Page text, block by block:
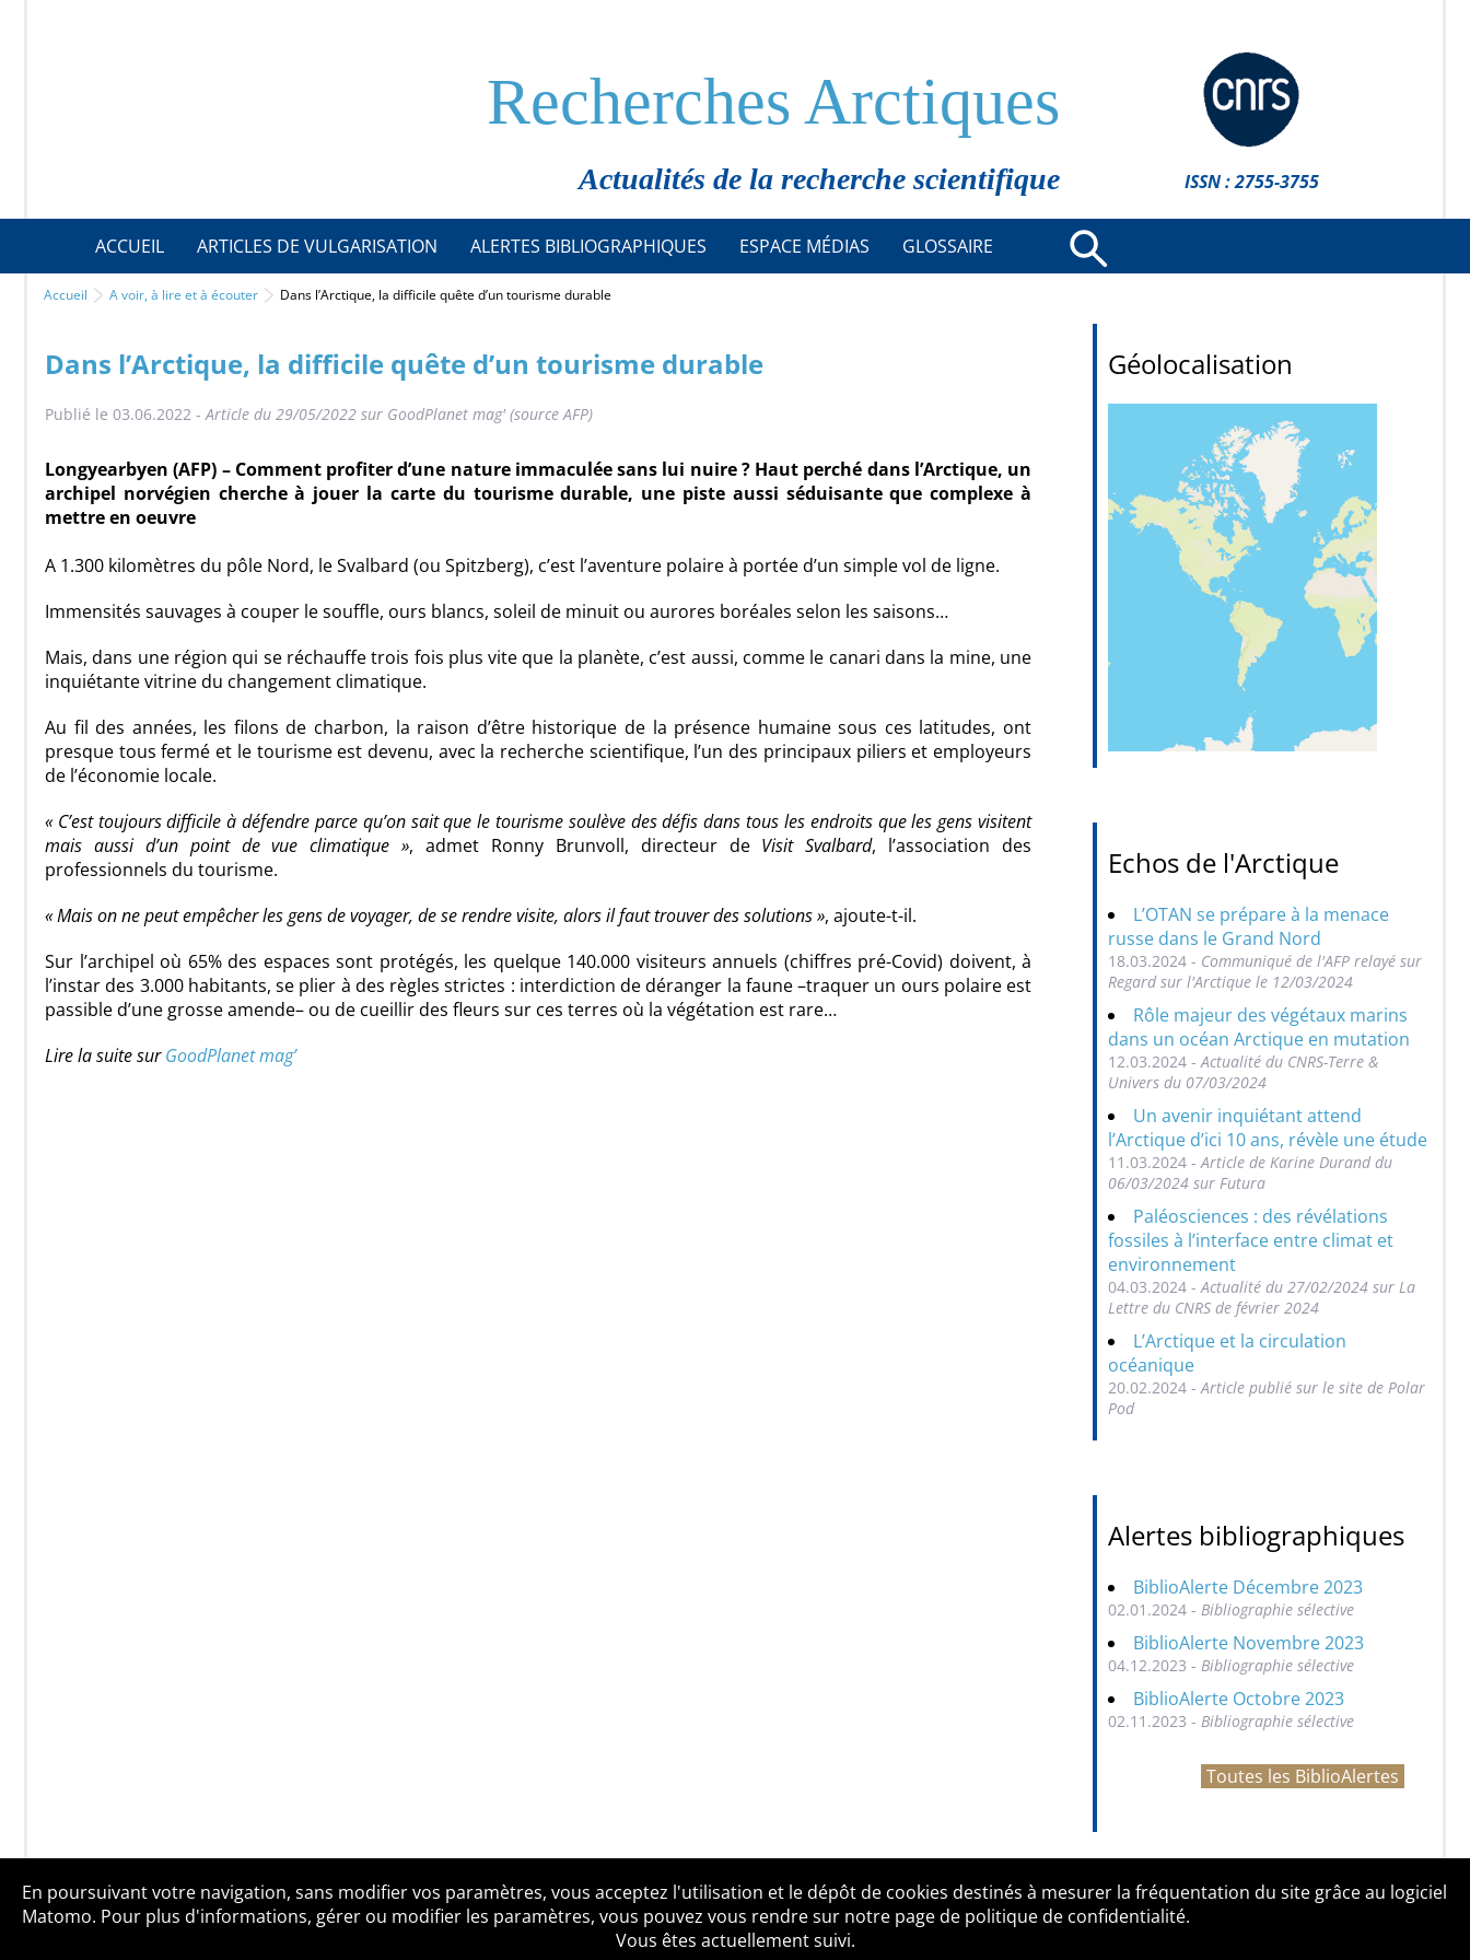
Recherches Arctiques
Actualités de la recherche scientifique ISSN : 2755-3755
ACCUEIL ARTICLES DE VULGARISATION ALERTES BIBLIOGRAPHIQUES ESPACE MÉDIAS GLOSSAIRE
Accueil A voir, à lire et à écouter Dans l’Arctique, la difficile quête d’un tourisme durable
Dans l’Arctique, la difficile quête d’un tourisme durable
Publié le 03.06.2022 -Article du 29/05/2022 sur GoodPlanet mag' (source AFP)
Longyearbyen (AFP) – Comment profiter d’une nature immaculée sans lui nuire ? Haut perché dans l’Arctique, un
archipel norvégien cherche à jouer la carte du tourisme durable, une piste aussi séduisante que complexe à
mettre en oeuvre
A 1.300 kilomètres du pôle Nord, le Svalbard (ou Spitzberg), c’est l’aventure polaire à portée d’un simple vol de ligne.
Immensités sauvages à couper le souffle, ours blancs, soleil de minuit ou aurores boréales selon les saisons…
Mais, dans une région qui se réchauffe trois fois plus vite que la planète, c’est aussi, comme le canari dans la mine, une
inquiétante vitrine du changement climatique.
Au fil des années, les filons de charbon, la raison d’être historique de la présence humaine sous ces latitudes, ont
presque tous fermé et le tourisme est devenu, avec la recherche scientifique, l’un des principaux piliers et employeurs
de l’économie locale.
« C’est toujours difficile à défendre parce qu’on sait que le tourisme soulève des défis dans tous les endroits que les gens visitent
mais aussi d’un point de vue climatique », admet Ronny Brunvoll, directeur de Visit Svalbard, l’association des
professionnels du tourisme.
« Mais on ne peut empêcher les gens de voyager, de se rendre visite, alors il faut trouver des solutions », ajoute-t-il.
Sur l’archipel où 65% des espaces sont protégés, les quelque 140.000 visiteurs annuels (chiffres pré-Covid) doivent, à
l’instar des 3.000 habitants, se plier à des règles strictes : interdiction de déranger la faune –traquer un ours polaire est
passible d’une grosse amende– ou de cueillir des fleurs sur ces terres où la végétation est rare…
Lire la suite surGoodPlanet mag’
Géolocalisation
Echos de l'Arctique
L’OTAN se prépare à la menace
russe dans le Grand Nord
18.03.2024 - Communiqué de l'AFP relayé sur
Regard sur l'Arctique le 12/03/2024
Rôle majeur des végétaux marins
dans un océan Arctique en mutation
12.03.2024 - Actualité du CNRS-Terre &
Univers du 07/03/2024
Un avenir inquiétant attend
l’Arctique d’ici 10 ans, révèle une étude
11.03.2024 - Article de Karine Durand du
06/03/2024 sur Futura
Paléosciences : des révélations
fossiles à l’interface entre climat et
environnement
04.03.2024 - Actualité du 27/02/2024 sur La
Lettre du CNRS de février 2024
L’Arctique et la circulation
océanique
20.02.2024 - Article publié sur le site de Polar
Pod
Alertes bibliographiques
BiblioAlerte Décembre 2023
02.01.2024 - Bibliographie sélective
BiblioAlerte Novembre 2023
04.12.2023 - Bibliographie sélective
BiblioAlerte Octobre 2023
02.11.2023 - Bibliographie sélective
Toutes les BiblioAlertes
Qui sommes-nous ? Mentions légales Accessibilité Politique de confidentialité Contact
En poursuivant votre navigation, sans modifier vos paramètres, vous acceptez l'utilisation et le dépôt de cookies destinés à mesurer la fréquentation du site grâce au logiciel
Matomo. Pour plus d'informations, gérer ou modifier les paramètres, vous pouvez vous rendre sur notre page de politique de confidentialité.
Vous êtes actuellement suivi.